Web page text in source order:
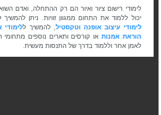
לימודי רישום ציור ואיור הם רק ההתחלה, ואדם
יכול ללמוד את התחום ממגוון זוויות. ניתן
לימודי עיצוב אופנה וטקסטיל, להמשיך ללימודי
הוראת אמנות או קורסים ותארים נוספים מתחומי
לאמן אחר וללמוד בדרך של התנסות מעשית.